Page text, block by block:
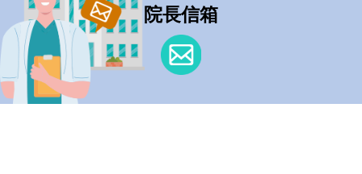
院長信箱